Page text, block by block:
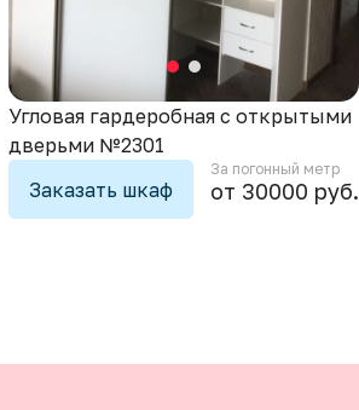
Угловая гардеробная с открытыми
дверьми №2301
Заказать шкаф
За погонный метр
от 30000 руб.